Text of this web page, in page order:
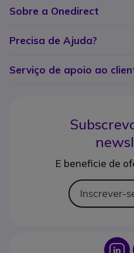
Sobre a Onedirect
Precisa de Ajuda?
Serviço de apoio ao
E beneficie de
Inscrever-
Icon